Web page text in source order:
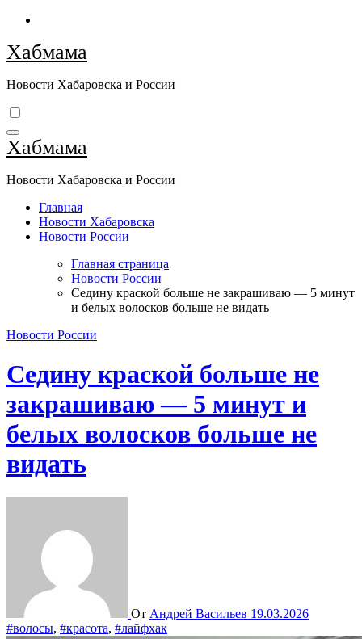
Перейти
содержимому
Хабмама
Новости Хабаровска и России
Хабмама
Новости Хабаровска и России
Главная
Новости Хабаровска
Новости России
Главная страница
Новости России
Седину краской больше не закрашиваю — 5 минут
и белых волосков больше не видать
Новости России
Седину краской больше не
закрашиваю — 5 минут и
белых волосков больше не
видать
От Андрей Васильев 19.03.2026
#волосы, #красота, #лайфхак